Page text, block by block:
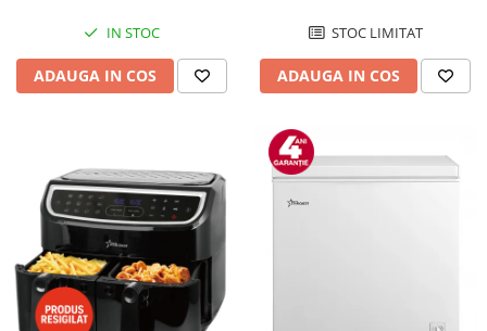
IN STOC
ADAUGA IN COS
STOC LIMITAT
ADAUGA IN COS